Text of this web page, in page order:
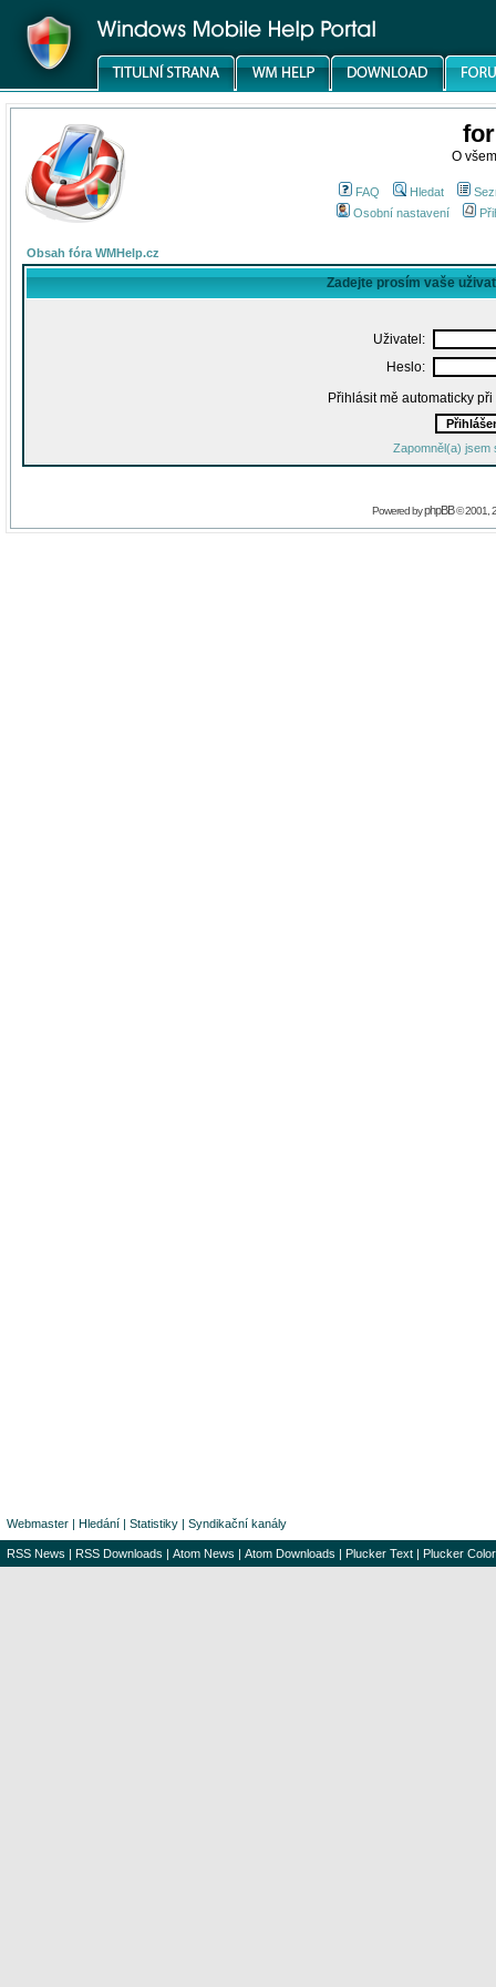
O
FAQ Hledat
Osobní nastavení
Obsah fóra WMHelp.cz
Zadejte prosím vaše
Uživatel:
Heslo:
Přihlásit mě automaticky
Zapomněl(a) jsem
Powered byphpBB© 2001,
Webmaster | Hledání | Statistiky | Syndikační kanály
RSS News | RSS Downloads | Atom News | Atom Downloads | Plucker Text | Plucker Color